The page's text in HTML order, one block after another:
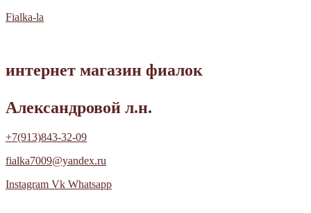
Fialka-la
интернет магазин фиалок
Александровой л.н.
+7(913)843-32-09
fialka7009@yandex.ru
Instagram Vk Whatsapp